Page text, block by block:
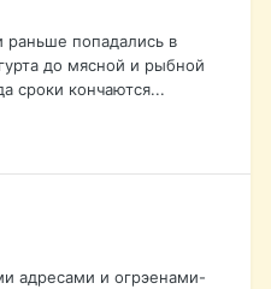
попадались в
до мясной и рыбной
сроки кончаются...
адресами и огрэенами-